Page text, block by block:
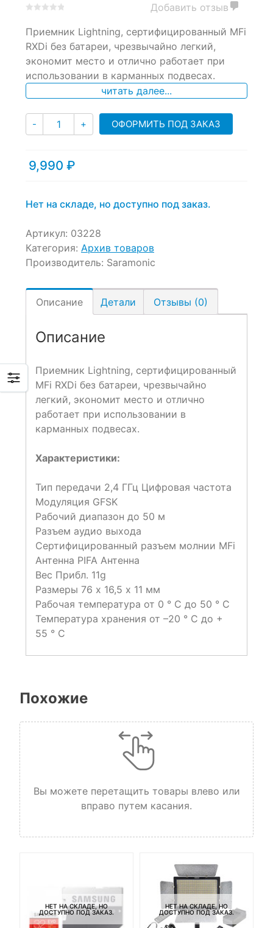
out
on
customer
ratings
Добавить отзыв
Приемник Lightning, сертифицированный MFi
RXDi без батареи, чрезвычайно легкий,
экономит место и отлично работает при
использовании в карманных подвесах.
читать далее...
- Количество
+ ОФОРМИТЬ ПОД ЗАКАЗ
9,990 ₽
Нет на складе, но доступно под заказ.
Артикул: 03228
Категория: Архив товаров
Производитель: Saramonic
Описание Детали Отзывы (0)
Описание
Приемник Lightning, сертифицированный
MFi RXDi без батареи, чрезвычайно
легкий, экономит место и отлично
работает при использовании в
карманных подвесах.
Характеристики:
Тип передачи 2,4 ГГц Цифровая частота
Модуляция GFSK
Рабочий диапазон до 50 м
Разъем аудио выхода
Сертифицированный разъем молнии MFi
Антенна PIFA Антенна
Вес Прибл. 11g
Размеры 76 х 16,5 х 11 мм
Рабочая температура от 0 ° C до 50 ° C
Температура хранения от –20 ° C до +
55 ° C
Похожие
Вы можете перетащить товары влево или
вправо путем касания.
НЕТ НА СКЛАДЕ, НО
ДОСТУПНО ПОД ЗАКАЗ.
НЕТ НА СКЛАДЕ, НО
ДОСТУПНО ПОД ЗАКАЗ.